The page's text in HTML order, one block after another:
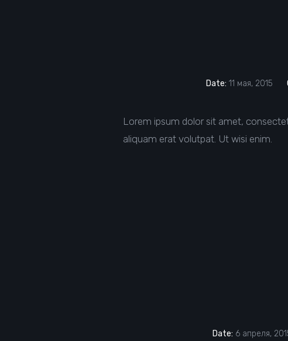
Date: 11 мая, 2015
Lorem ipsum dolor sit amet,
aliquam erat volutpat. Ut wisi enim.
Date: 6 апреля,